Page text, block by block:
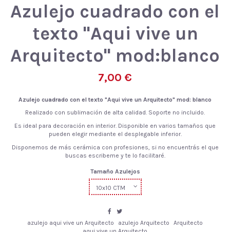
Azulejo cuadrado con el
texto "Aqui vive un
Arquitecto" mod:blanco
7,00 €
Azulejo cuadrado con el texto "Aqui vive un Arquitecto" mod: blanco
Realizado con sublimación de alta calidad. Soporte no incluido.
Es ideal para decoración en interior. Disponible en varios tamaños que
pueden elegir mediante el desplegable inferior.
Disponemos de más cerámica con profesiones, si no encuentrás el que
buscas escribeme y te lo facilitaré.
Tamaño Azulejos
azulejo aqui vive un Arquitecto azulejo Arquitecto
Arquitecto